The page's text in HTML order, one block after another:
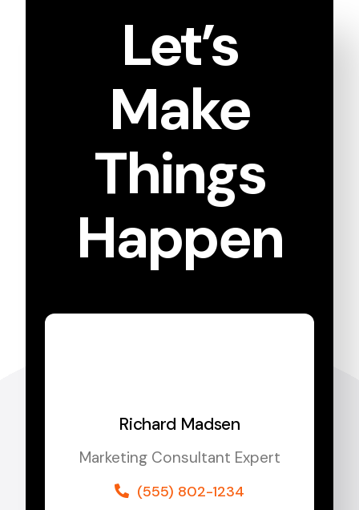
Let’s
Make
Things
Happen
Richard Madsen
Marketing Consultant Expert
(555) 802-1234